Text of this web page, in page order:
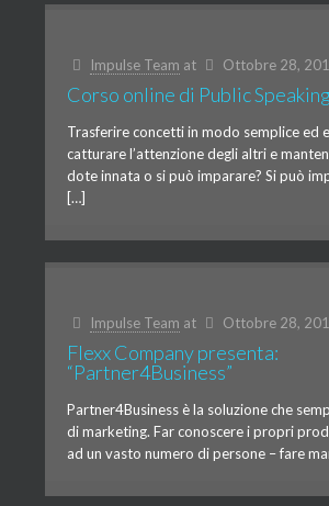
Impulse Team at Ottobre 28,
Corso online di Public Speaking
Trasferire concetti in modo semplice ed
catturare l’attenzione degli altri e
dote innata o si può imparare? Si può
[…]
Impulse Team at Ottobre 28,
Flexx Company presenta:
“Partner4Business”
Partner4Business è la soluzione che
di marketing. Far conoscere i propri
ad un vasto numero di persone – fare